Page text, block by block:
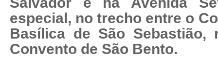
especial, no trecho entre o
Basílica de São Sebastião,
Convento de São Bento.